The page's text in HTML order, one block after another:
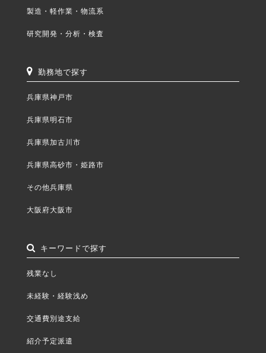
製造・軽作業・物流系
研究開発・分析・検査
勤務地で探す
兵庫県神戸市
兵庫県明石市
兵庫県加古川市
兵庫県高砂市・姫路市
その他兵庫県
大阪府大阪市
キーワードで探す
残業なし
未経験・経験浅め
交通費別途支給
紹介予定派遣